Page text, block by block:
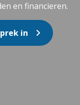
en financieren.
in